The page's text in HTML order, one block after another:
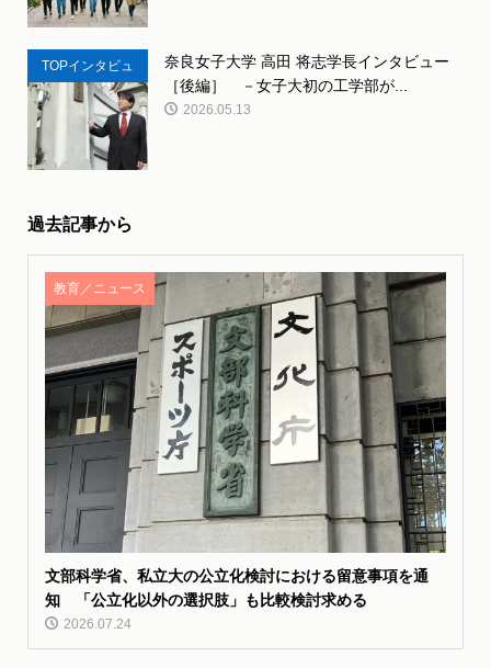
TOPインタビュ
ー
奈良女子大学 高田 将志学長インタビュー
［後編］ －女子大初の工学部が...
2026.05.13
過去記事から
教育／ニュース
文部科学省、私立大の公立化検討における留意事項を通
知 「公立化以外の選択肢」も比較検討求める
2026.07.24